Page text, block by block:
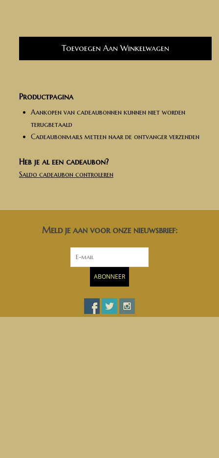
Productpagina
Aankopen van cadeaubonnen kunnen niet worden
terugbetaald
Cadeaubonmails meteen naar de ontvanger verzenden
Heb je al een cadeaubon?
Saldo cadeaubon controleren
Meld je aan voor onze nieuwsbrief:
ABONNEER